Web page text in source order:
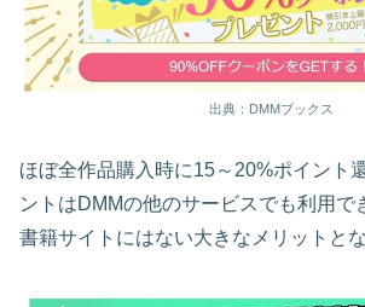
出典：DMMブックス
ほぼ全作品購入時に15～20%ポイント
ントはDMMの他のサービスでも利用で
書籍サイトにはない大きなメリットとな